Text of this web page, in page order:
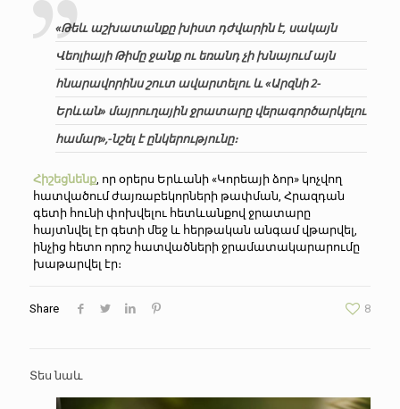
«Թեև աշխատանքը խիստ դժվարին է, սակայն
Վեոլիայի Թիմը ջանք ու եռանդ չի խնայում այն
հնարավորինս շուտ ավարտելու և «Արզնի 2-
Երևան» մայրուղային ջրատարը վերագործարկելու
համար»,-նշել է ընկերությունը։
Հիշեցնենք, որ օրերս Երևանի «Կորեայի ձոր» կոչվող
հատվածում ժայռաբեկորների թափման, Հրազդան
գետի հունի փոխվելու հետևանքով ջրատարը
հայտնվել էր գետի մեջ և հերթական անգամ վթարվել,
ինչից հետո որոշ հատվածների ջրամատակարարումը
խաթարվել էր։
Share 8
Տես նաև